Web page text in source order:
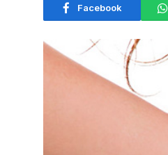
Facebook